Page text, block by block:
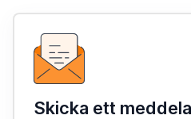
Skicka ett